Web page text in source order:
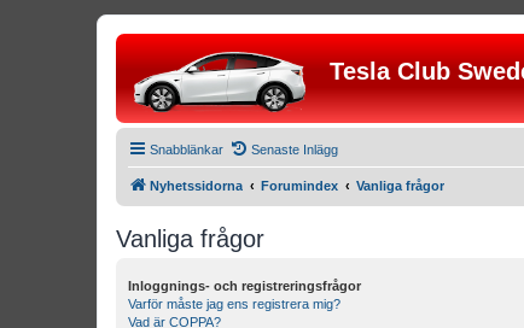
Tesla Club
Snabblänkar Senaste Inlägg
Nyhetssidorna Forumindex Vanliga frågor
Vanliga frågor
Inloggnings- och registreringsfrågor
Varför måste jag ens registrera mig?
Vad är COPPA?